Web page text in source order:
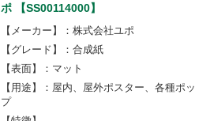
ポ 【SS00114000】
【メーカー】：株式会社ユポ
【グレード】：合成紙
【表面】：マット
【用途】：屋内、屋外ポスター、各種ポッ
プ